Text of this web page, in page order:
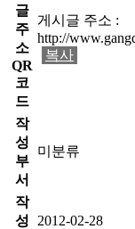
글
주
소
QR
코
드
게시글 주소 :
http://
복사
작
성
부
서
미분류
작
성
2012-02-28